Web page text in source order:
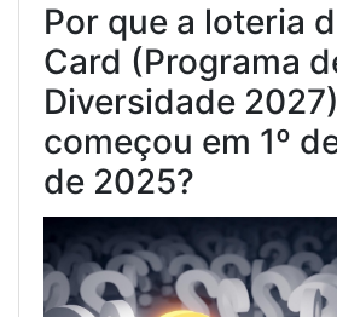
Por que a loteria
Card (Programa
Diversidade
começou em 1º
de 2025?